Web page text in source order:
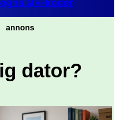
annons
dator?